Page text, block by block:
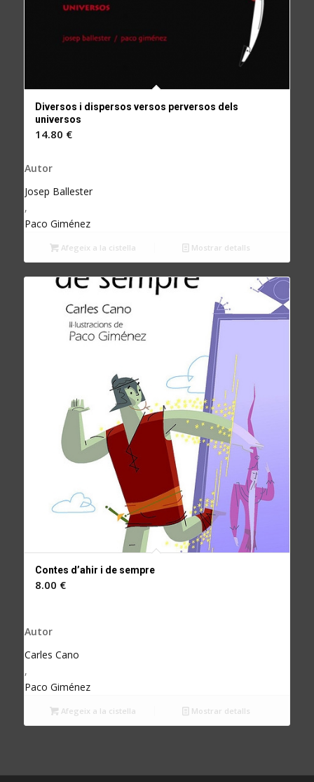
Diversos i dispersos versos perversos dels
universos
14.80 €
Autor
Josep Ballester
,
Paco Giménez
Afegeix a la cistella Mostrar detalls
Contes d’ahir i de sempre
8.00 €
Autor
Carles Cano
,
Paco Giménez
Afegeix a la cistella Mostrar detalls